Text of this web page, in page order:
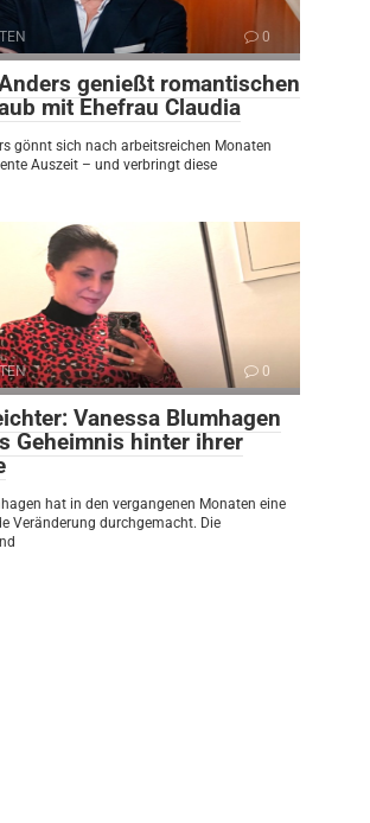
0
genießt romantischen
mit Ehefrau Claudia
gönnt sich nach arbeitsreichen Monaten
Auszeit – und verbringt diese
0
Vanessa Blumhagen
Geheimnis hinter ihrer
hat in den vergangenen Monaten eine
Veränderung durchgemacht. Die